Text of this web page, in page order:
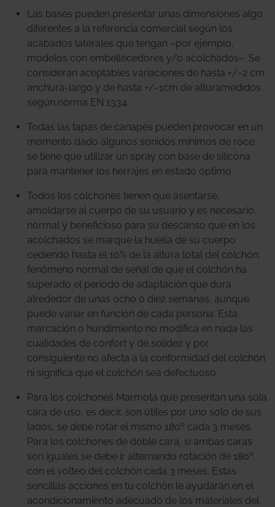
Las bases pueden presentar unas dimensiones algo
diferentes a la referencia comercial según los
acabados laterales que tengan –por ejemplo,
modelos con embellecedores y/o acolchados–. Se
consideran aceptables variaciones de hasta +/-2 cm
anchura-largo y de hasta +/-1cm de alturamedidos
según norma EN 1334.
Todas las tapas de canapés pueden provocar en un
momento dado algunos sonidos mínimos de roce;
se tiene que utilizar un spray con base de silicona
para mantener los herrajes en estado óptimo.
Todos los colchones tienen que asentarse,
amoldarse al cuerpo de su usuario y es necesario,
normal y beneficioso para su descanso que en los
acolchados se marque la huella de su cuerpo
cediendo hasta el 10% de la altura total del colchón;
fenómeno normal de señal de que el colchón ha
superado el periodo de adaptación que dura
alrededor de unas ocho o diez semanas, aunque
puede variar en función de cada persona. Esta
marcación o hundimiento no modifica en nada las
cualidades de confort y de solidez y por
consiguiente no afecta a la conformidad del colchón
ni significa que el colchón sea defectuoso.
Para los colchones Marmota que presentan una sola
cara de uso, es decir, son útiles por uno solo de sus
lados, se debe rotar el mismo 180º cada 3 meses.
Para los colchones de doble cara, si ambas caras
son iguales se debe ir alternando rotación de 180º
con el volteo del colchón cada 3 meses. Estas
sencillas acciones en tu colchón le ayudarán en el
acondicionamiento adecuado de los materiales del